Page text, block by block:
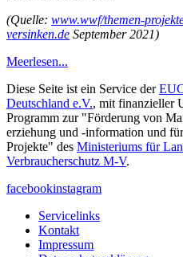
(Quelle: www.wwf/themen-
versinken.de September 2021)
Meerlesen...
Diese Seite ist ein Service der
Deutschland e.V., mit finanzieller
Programm zur "Förderung von
erziehung und -information und
Projekte" des Ministeriums für
Verbraucherschutz M-V.
facebookinstagram
Servicelinks
Kontakt
Impressum